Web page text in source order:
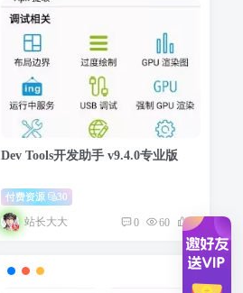
Dev Tools开发助手 v9.4.0专业版
付费资源 30
站长大大 0 60 16